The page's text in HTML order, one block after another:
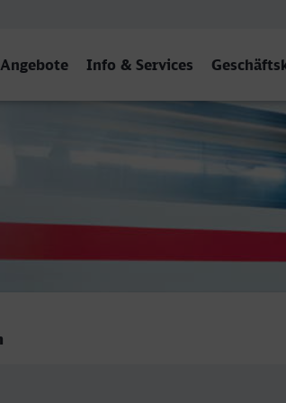
Info & Services